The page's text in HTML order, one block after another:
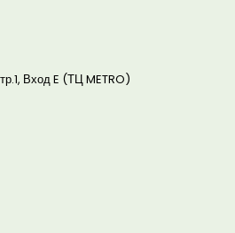
Вход E (ТЦ METRO)